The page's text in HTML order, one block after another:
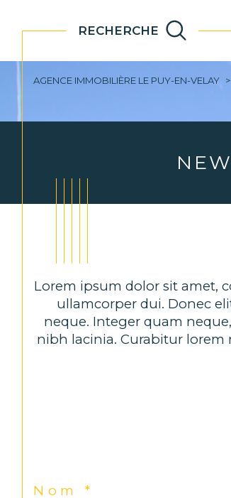
ancien
RECHERCHE
de l'immo
AGENCE IMMOBILIÈRE LE PUY-EN-VELAY
Lorem ipsum dolor sit amet,
ullamcorper dui. Donec
neque. Integer quam
nibh lacinia. Curabitur lorem
Nom *